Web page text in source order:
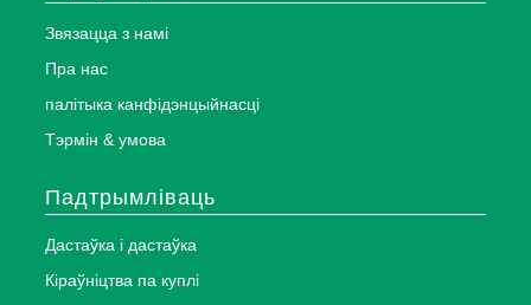
Звязацца з намі
Пра нас
палітыка канфідэнцыйнасці
Тэрмін & умова
Падтрымліваць
Дастаўка і дастаўка
Кіраўніцтва па куплі